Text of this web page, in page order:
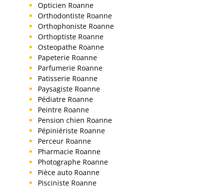
Opticien Roanne
Orthodontiste Roanne
Orthophoniste Roanne
Orthoptiste Roanne
Osteopathe Roanne
Papeterie Roanne
Parfumerie Roanne
Patisserie Roanne
Paysagiste Roanne
Pédiatre Roanne
Peintre Roanne
Pension chien Roanne
Pépiniériste Roanne
Perceur Roanne
Pharmacie Roanne
Photographe Roanne
Pièce auto Roanne
Pisciniste Roanne